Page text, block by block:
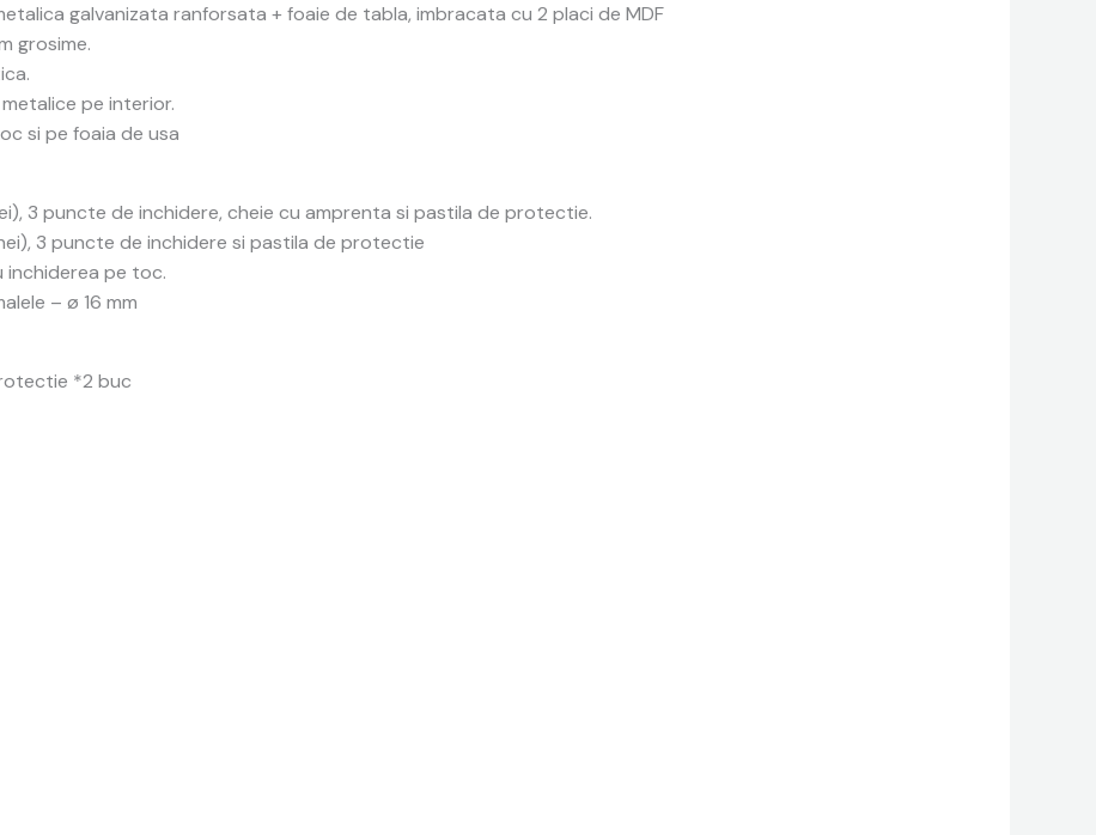
galvanizata ranforsata + foaie de tabla, imbracata cu 2 placi de MDF
grosime.
pe interior.
si pe foaia de usa
3 puncte de inchidere, cheie cu amprenta si pastila de protectie.
3 puncte de inchidere si pastila de protectie
inchiderea pe toc.
– ø 16 mm
*2 buc